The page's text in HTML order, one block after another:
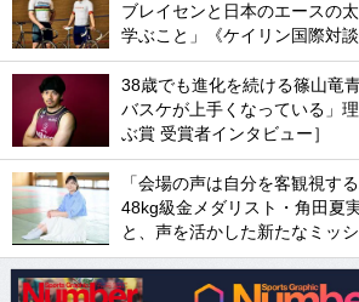
ブレイセンと日本のエースの
学ぶこと」《ケイリン国際対
38歳でも進化を続ける篠山竜
バスケが上手くなっている」
ぶ賞 受賞者インタビュー］
「会場の声は自分を客観視す
48kg級金メダリスト・角田夏
と、声を活かした新たなミッ